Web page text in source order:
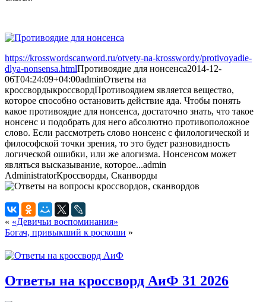
https://krosswordscanword.ru/otvety-na-krosswordy/protivoyadie-
dlya-nonsensa.htmlПротивоядие для нонсенса2014-12-
06T04:24:09+04:00adminОтветы на
кроссвордыкроссвордПротивоядием является вещество,
которое способно остановить действие яда. Чтобы понять
какое противоядие для нонсенса, достаточно знать, что такое
нонсенс и подобрать для него абсолютно противоположное
слово. Если рассмотреть слово нонсенс с филологической и
философской точки зрения, то это будет разновидность
логической ошибки, или же алогизма. Нонсенсом может
являться высказывание, которое...admin
AdministratorКроссворды, Сканворды
« «Девичьи воспоминания»
Богач, привыкший к роскоши »
Ответы на кроссворд АиФ 31 2026